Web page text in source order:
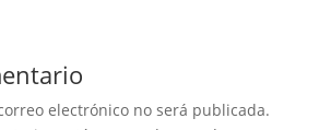
electrónico no será publicada.